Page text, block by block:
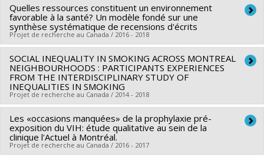
Programmes de subvention :
Chercheur principal : Elham Emami
Co-chercheurs : Louise Potvin,Marie-Pierre Bousquet
Félix Girard,Christopher Bedos,Anne Adina Andermann
Susan Kathleen Law , Yves Couturier ,Christine Loignon
Mary Ellen Macdonald ,Maryam Sharifzadeh-Amin,Vivian
RAMSDEN,Christopher Fletcher ,Aimée Brennan Dawson
Sources de financement :IRSC/Instituts de recherche en
Programmes de subvention :PVXXXXXX-Subventions pour
réunion, planification et dissémination
Quelles ressources constituent un environnement
favorable à la santé? Un modèle fondé sur une
synthèse systématique de recensions d'écrits
Projet de recherche au Canada / 2016 - 2018
Chercheur principal : Louise Potvin
Co-chercheurs : Lise Gauvin,Marie-France Raynault,
Bilodeau
Sources de financement :IRSC/Instituts de recherche en
santé du Canada
Programmes de subvention :PVX90256-Subvention sur la
synthèse des connaissances
SOCIAL INEQUALITY IN SMOKING ACROSS MONTREAL
NEIGHBOURHOODS : PARTICIPANTS EXPERIENCES
FROM THE INTERDISCIPLINARY STUDY OF
INEQUALITIES IN SMOKING
Projet de recherche au Canada / 2014 - 2018
Chercheur principal : Katherine Frohlich
Co-chercheurs : Louise Potvin,Yan Kestens ,Julie Vallée
Jeffrey Masuda
Les «occasions manquées» de la prophylaxie pré-
exposition du VIH: étude qualitative au sein de la
clinique l'Actuel à Montréal.
Projet de recherche au Canada / 2016 - 2017